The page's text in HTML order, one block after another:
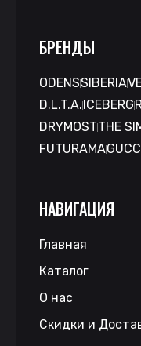
БРЕНДЫ
ODENSSIBERIA
D.L.T.A. ICEBERG
DRYMOSTTHE
FUTURAMAGUCCI
НАВИГАЦИЯ
Главная
Каталог
О нас
Скидки и